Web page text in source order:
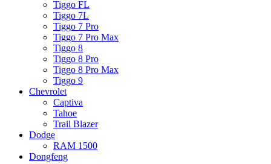
Tiggo FL
Tiggo 7L
Tiggo 7 Pro
Tiggo 7 Pro Max
Tiggo 8
Tiggo 8 Pro
Tiggo 8 Pro Max
Tiggo 9
Chevrolet
Captiva
Tahoe
Trail Blazer
Dodge
RAM 1500
Dongfeng